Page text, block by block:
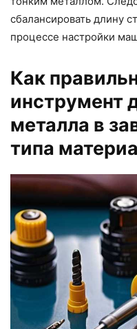
сбалансировать длину
процессе настройки
Как
инструмент
металла в
типа